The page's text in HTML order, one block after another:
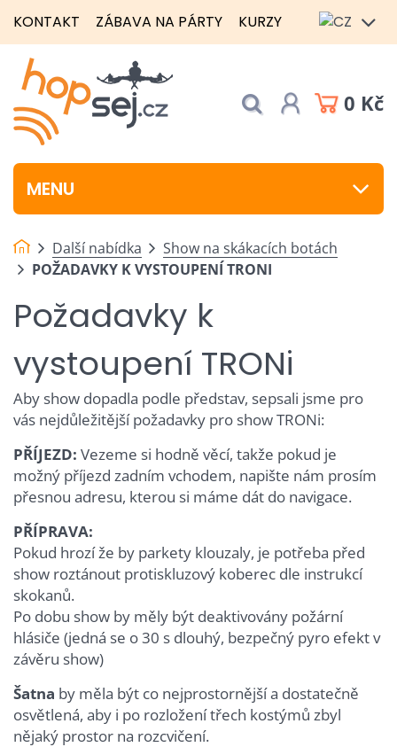
KONTAKT ZÁBAVA NA PÁRTY KURZY
0 Kč
MENU
Další nabídka
Show na skákacích botách
POŽADAVKY K VYSTOUPENÍ TRONI
Požadavky k
vystoupení TRONi
Aby show dopadla podle představ, sepsali jsme pro
vás nejdůležitější požadavky pro show TRONi:
PŘÍJEZD: Vezeme si hodně věcí, takže pokud je
možný příjezd zadním vchodem, napište nám prosím
přesnou adresu, kterou si máme dát do navigace.
PŘÍPRAVA:
Pokud hrozí že by parkety klouzaly, je potřeba před
show roztánout protiskluzový koberec dle instrukcí
skokanů.
Po dobu show by měly být deaktivovány požární
hlásiče (jedná se o 30 s dlouhý, bezpečný pyro efekt v
závěru show)
Šatna by měla být co nejprostornější a dostatečně
osvětlená, aby i po rozložení třech kostýmů zbyl
nějaký prostor na rozcvičení.